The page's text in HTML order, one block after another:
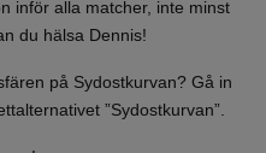
inför alla matcher, inte minst
du hälsa Dennis!
på Sydostkurvan? Gå in
”Sydostkurvan”.